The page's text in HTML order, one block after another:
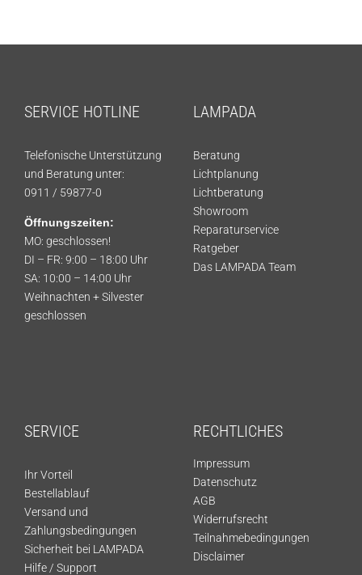
SERVICE HOTLINE
Telefonische Unterstützung
und Beratung unter:
0911 / 59877-0
Öffnungszeiten:
MO: geschlossen!
DI – FR: 9:00 – 18:00 Uhr
SA: 10:00 – 14:00 Uhr
Weihnachten + Silvester
geschlossen
LAMPADA
Beratung
Lichtplanung
Lichtberatung
Showroom
Reparaturservice
Ratgeber
Das LAMPADA Team
SERVICE
Ihr Vorteil
Bestellablauf
Versand und
Zahlungsbedingungen
Sicherheit bei LAMPADA
Hilfe / Support
RECHTLICHES
Impressum
Datenschutz
AGB
Widerrufsrecht
Teilnahmebedingungen
Disclaimer